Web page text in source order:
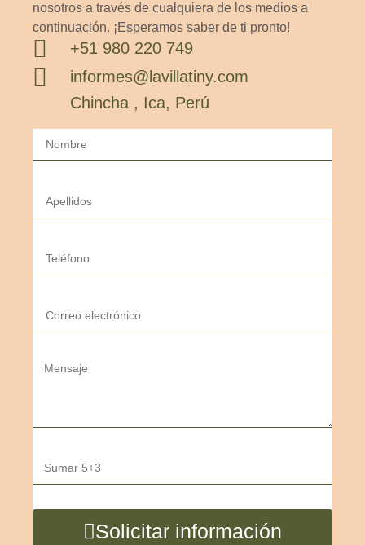
nosotros a través de cualquiera de los medios a
continuación. ¡Esperamos saber de ti pronto!
+51 980 220 749
informes@lavillatiny.com
Chincha , Ica, Perú
Solicitar información